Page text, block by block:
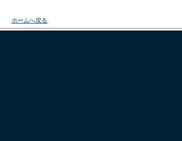
ホームへ戻る